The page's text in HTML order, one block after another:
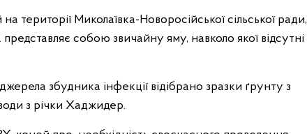
Миколаївка-Новоросійської сільської ради,
собою звичайну яму, навколо якої відсутні
збудника інфекції відібрано зразки ґрунту з
з річки Хаджидер.